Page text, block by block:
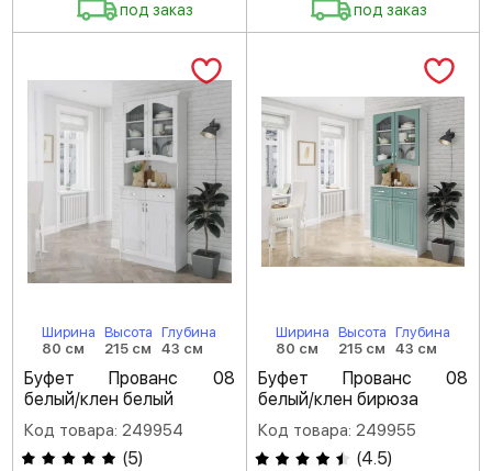
под заказ под заказ
Ширина
80 см
Высота
215 см
Глубина
43 см
Буфет Прованс 08
белый/клен белый
Код товара: 249954
(5)
Ширина
80 см
Высота
215 см
Глубина
43 см
Буфет Прованс 08
белый/клен бирюза
Код товара: 249955
(4.5)